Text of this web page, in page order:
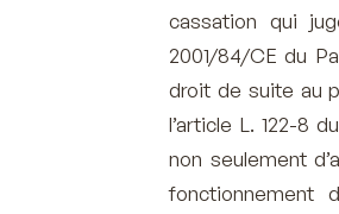
cassation qui
2001/84/CE du
droit de suite au
l’article L. 122-8
non seulement
fonctionnement